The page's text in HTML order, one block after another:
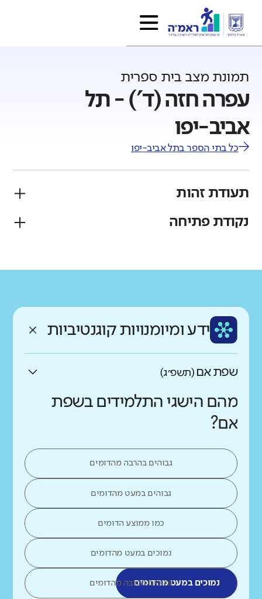
תמונת מצב בית ספרית
עפרה חזה (ד') - תל
אביב-יפו
כל בתי הספר בתל אביב-יפו
תעודת זהות
פיקוח
עברית צעיר
נקודת פתיחה
רקע חברתי כלכלי
נמוך ידע ומיומנויות קוגנטיביות
שפת אם(תשפ״ג)
מהם הישגי התלמידים בשפת
אם?
גבוהים בהרבה מהדומים
גבוהים במעט מהדומים
כמו ממוצע הדומים
נמוכים במעט מהדומים
נמוכים במעט מהדומיםנמוכים בהרבה מהדומים